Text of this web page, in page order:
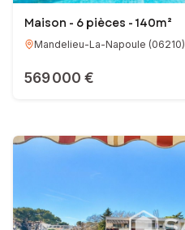
Maison - 6 pièces - 140m²
Mandelieu-La-Napoule (06210)
569 000 €